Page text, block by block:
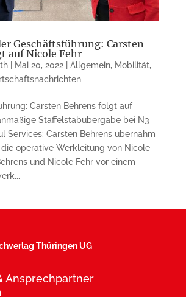
Geschäftsführung: Carsten
auf Nicole Fehr
| Mai 20, 2022| Allgemein, Mobilität,
Carsten Behrens folgt auf
Staffelstabübergabe bei N3
Services: Carsten Behrens übernahm
die operative Werkleitung von Nicole
und Nicole Fehr vor einem
Thüringen UG
Ansprechpartner